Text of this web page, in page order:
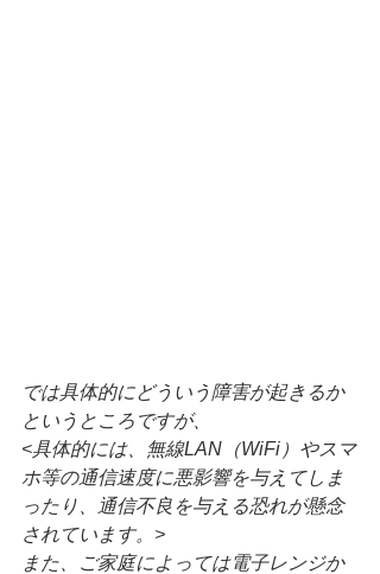
では具体的にどういう障害が起きるか
というところですが、
<具体的には、無線LAN（WiFi）やスマ
ホ等の通信速度に悪影響を与えてしま
ったり、通信不良を与える恐れが懸念
されています。>
また、ご家庭によっては電子レンジか